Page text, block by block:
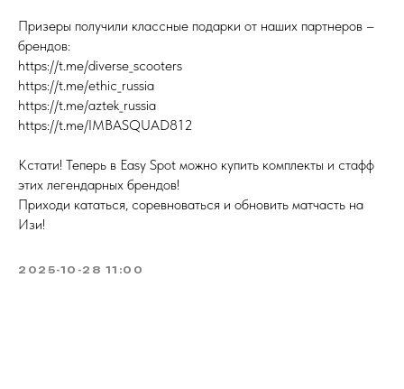
Призеры получили классные подарки от наших партнеров –
брендов:
https://t.me/diverse_scooters
https://t.me/ethic_russia
https://t.me/aztek_russia
https://t.me/IMBASQUAD812
Кстати! Теперь в Easy Spot можно купить комплекты и стафф
этих легендарных брендов!
Приходи кататься, соревноваться и обновить матчасть на
Изи!
2025-10-28 11:00